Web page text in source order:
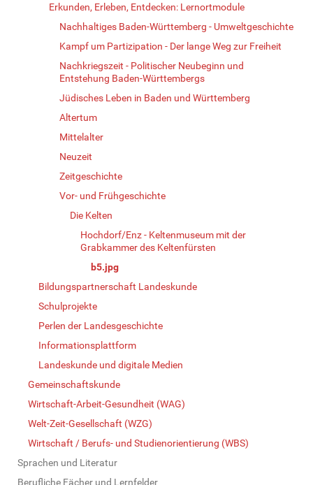
Erkunden, Erleben, Entdecken: Lernortmodule
Nachhaltiges Baden-Württemberg - Umweltgeschichte
Kampf um Partizipation - Der lange Weg zur Freiheit
Nachkriegszeit - Politischer Neubeginn und
Entstehung Baden-Württembergs
Jüdisches Leben in Baden und Württemberg
Altertum
Mittelalter
Neuzeit
Zeitgeschichte
Vor- und Frühgeschichte
Die Kelten
Hochdorf/Enz - Keltenmuseum mit der
Grabkammer des Keltenfürsten
b5.jpg
Bildungspartnerschaft Landeskunde
Schulprojekte
Perlen der Landesgeschichte
Informationsplattform
Landeskunde und digitale Medien
Gemeinschaftskunde
Wirtschaft-Arbeit-Gesundheit (WAG)
Welt-Zeit-Gesellschaft (WZG)
Wirtschaft / Berufs- und Studienorientierung (WBS)
Sprachen und Literatur
Berufliche Fächer und Lernfelder